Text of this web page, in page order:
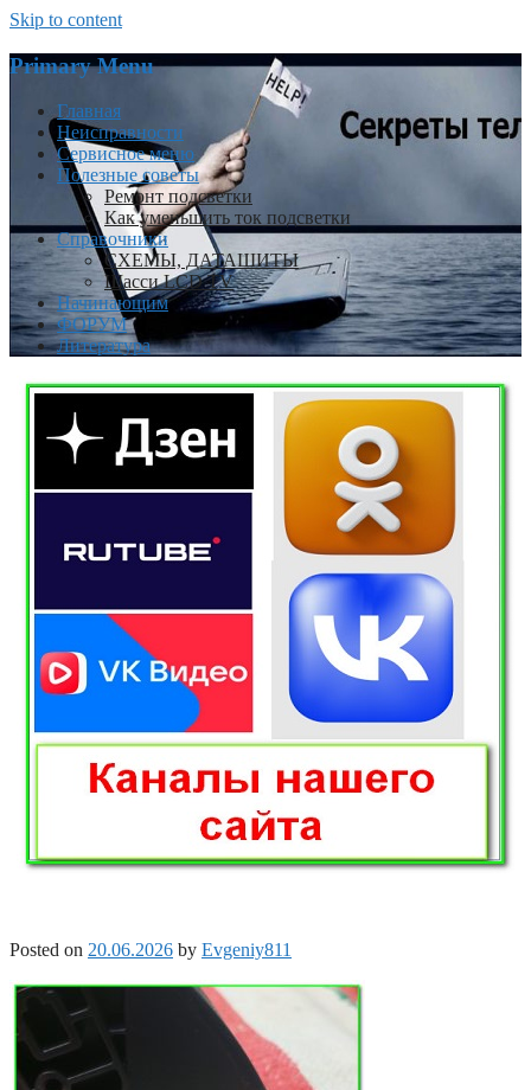
Skip to content
Primary Menu
Главная
Неисправности
Сервисное меню
Полезные советы
Ремонт подсветки
Как уменьшить ток подсветки
Справочники
СХЕМЫ, ДАТАШИТЫ
Шасси LCD TV
Начинающим
ФОРУМ
Литература
Posted on 20.06.2026 by Evgeniy811